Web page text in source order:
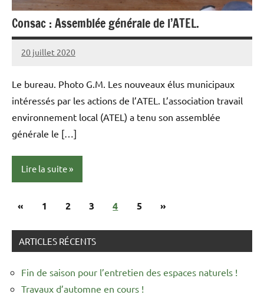
Consac : Assemblée générale de l’ATEL.
20 juillet 2020
admin
Le bureau. Photo G.M. Les nouveaux élus municipaux
intéressés par les actions de l’ATEL. L’association travail
environnement local (ATEL) a tenu son assemblée
générale le […]
Lire la suite
Presse
Pagination
publications
«Publications
1 2 3 4 5
Articles
»
ARTICLES RÉCENTS
Fin de saison pour l’entretien des espaces naturels !
Travaux d’automne en cours !